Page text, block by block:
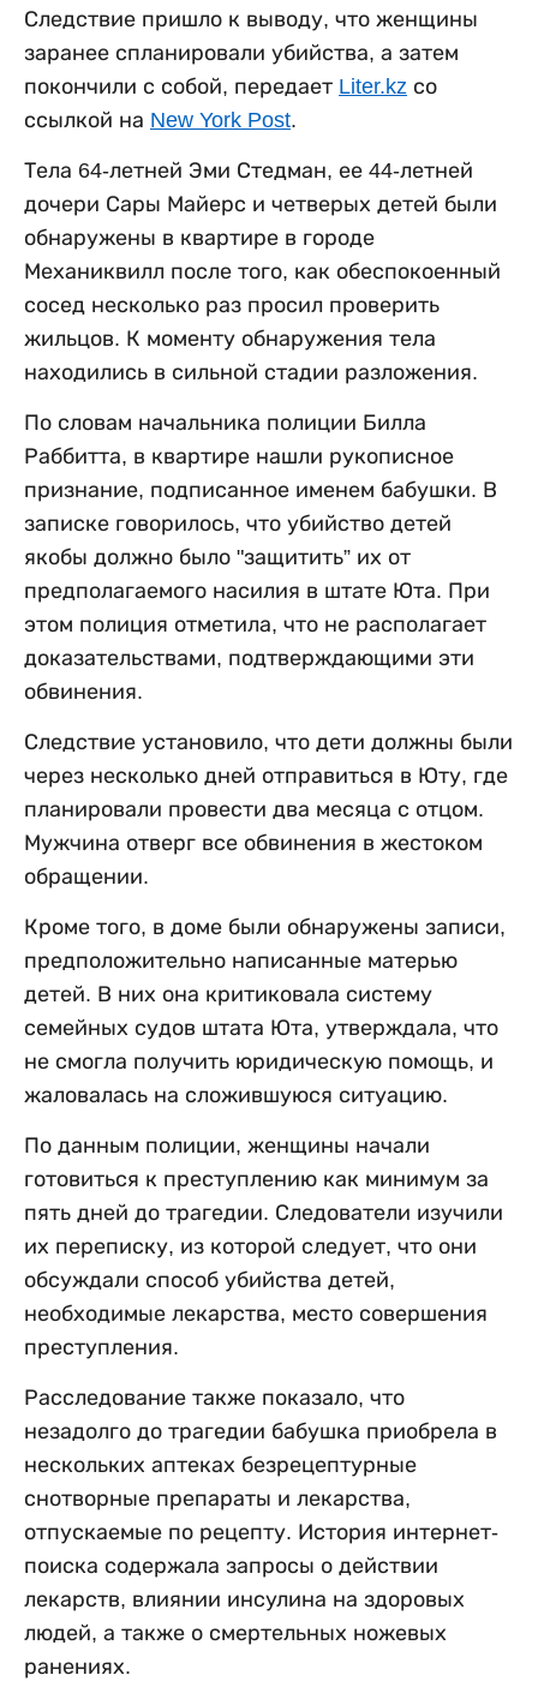
Следствие пришло к выводу, что женщины
заранее спланировали убийства, а затем
покончили с собой, передает Liter.kz со
ссылкой на New York Post.
Тела 64-летней Эми Стедман, ее 44-летней
дочери Сары Майерс и четверых детей были
обнаружены в квартире в городе
Механиквилл после того, как обеспокоенный
сосед несколько раз просил проверить
жильцов. К моменту обнаружения тела
находились в сильной стадии разложения.
По словам начальника полиции Билла
Раббитта, в квартире нашли рукописное
признание, подписанное именем бабушки. В
записке говорилось, что убийство детей
якобы должно было "защитить” их от
предполагаемого насилия в штате Юта. При
этом полиция отметила, что не располагает
доказательствами, подтверждающими эти
обвинения.
Следствие установило, что дети должны были
через несколько дней отправиться в Юту, где
планировали провести два месяца с отцом.
Мужчина отверг все обвинения в жестоком
обращении.
Кроме того, в доме были обнаружены записи,
предположительно написанные матерью
детей. В них она критиковала систему
семейных судов штата Юта, утверждала, что
не смогла получить юридическую помощь, и
жаловалась на сложившуюся ситуацию.
По данным полиции, женщины начали
готовиться к преступлению как минимум за
пять дней до трагедии. Следователи изучили
их переписку, из которой следует, что они
обсуждали способ убийства детей,
необходимые лекарства, место совершения
преступления.
Расследование также показало, что
незадолго до трагедии бабушка приобрела в
нескольких аптеках безрецептурные
снотворные препараты и лекарства,
отпускаемые по рецепту. История интернет-
поиска содержала запросы о действии
лекарств, влиянии инсулина на здоровых
людей, а также о смертельных ножевых
ранениях.